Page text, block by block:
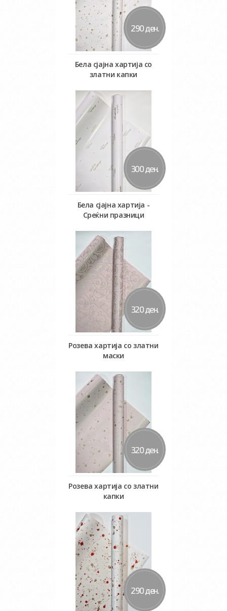
290 ден.
Бела сјајна хартија со
златни капки
Во кошничка
300 ден.
Бела сјајна хартија -
Среќни празници
Во кошничка
320 ден.
Розева хартија со златни
маски
Во кошничка
320 ден.
Розева хартија со златни
капки
Во кошничка
290 ден.